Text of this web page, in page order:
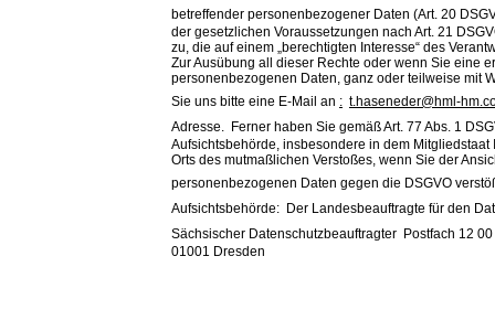
betreffender personenbezogener Daten (Art. 20
der gesetzlichen Voraussetzungen nach Art. 21
zu, die auf einem „berechtigten Interesse“ des
Zur Ausübung all dieser Rechte oder wenn Sie eine
personenbezogenen Daten, ganz oder teilweise mit
Sie uns bitte eine E-Mail an : t.haseneder@hml-
Adresse. Ferner haben Sie gemäß Art. 77 Abs. 1
Aufsichtsbehörde, insbesondere in dem Mitgliedstaat
Orts des mutmaßlichen Verstoßes, wenn Sie der
personenbezogenen Daten gegen die DSGVO
Aufsichtsbehörde: Der Landesbeauftragte für den
Sächsischer Datenschutzbeauftragter
01001 Dresden